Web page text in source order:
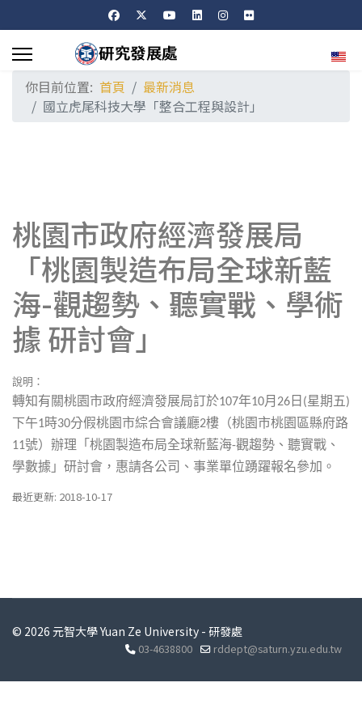
選擇
你目前位置: 首頁
最新消息
國立虎尾科技大學「整合工程與設計」
桃園市政府經濟發展局
「桃園製造布局全球新藍
海-觀趨勢、聽實戰、學術
據 研討會」
說明：
轉知有關桃園市政府經濟發展局訂於107年10月26日(星期五)
下午1時30分假桃園市綜合會議廳2樓（桃園市桃園區縣府路
11號）辦理「桃園製造布局全球新藍海-觀趨勢、聽實戰、
學數據」研討會，惠請各公司、事業單位踴躍報名參加。
最近更新: 2018-10-17
© 2026 元智大學 Yuan Ze University - 研發處
03-4638800 rddept@saturn.yzu.edu.tw